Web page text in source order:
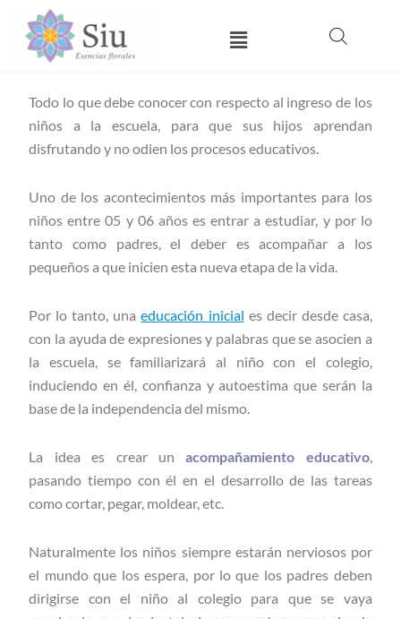
contenido
Menú
Todo lo que debe conocer con respecto al ingreso de los
niños a la escuela, para que sus hijos aprendan
disfrutando y no odien los procesos educativos.
Uno de los acontecimientos más importantes para los
niños entre 05 y 06 años es entrar a estudiar, y por lo
tanto como padres, el deber es acompañar a los
pequeños a que inicien esta nueva etapa de la vida.
Por lo tanto, unaeducación inicial es decir desde casa,
con la ayuda de expresiones y palabras que se asocien a
la escuela, se familiarizará al niño con el colegio,
induciendo en él, confianza y autoestima que serán la
base de la independencia del mismo.
La idea es crear unacompañamiento educativo,
pasando tiempo con él en el desarrollo de las tareas
como cortar, pegar, moldear, etc.
Naturalmente los niños siempre estarán nerviosos por
el mundo que los espera, por lo que los padres deben
dirigirse con el niño al colegio para que se vaya